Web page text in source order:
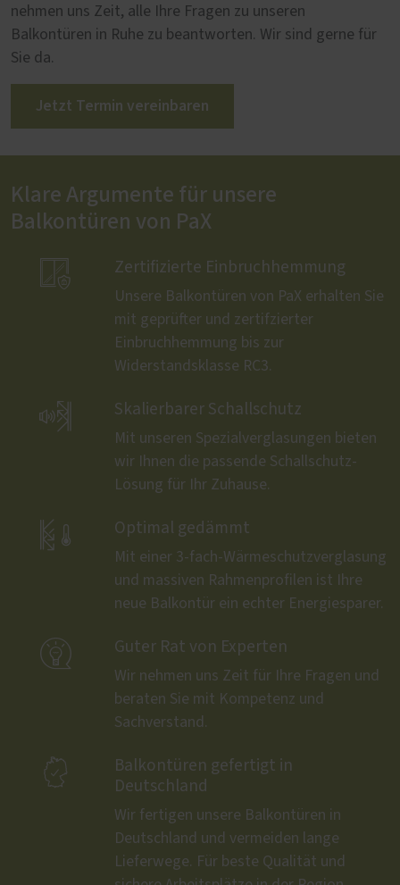
nehmen uns Zeit, alle Ihre Fragen zu unseren
Balkontüren in Ruhe zu beantworten. Wir sind gerne für
Sie da.
Jetzt Termin vereinbaren
Klare Argumente für unsere
Balkontüren von PaX
 Zertifizierte Einbruchhemmung
Unsere Balkontüren von PaX erhalten Sie
mit geprüfter und zertifzierter
Einbruchhemmung bis zur
Widerstandsklasse RC3.
 Skalierbarer Schallschutz
Mit unseren Spezialverglasungen bieten
wir Ihnen die passende Schallschutz-
Lösung für Ihr Zuhause.
 Optimal gedämmt
Mit einer 3-fach-Wärmeschutzverglasung
und massiven Rahmenprofilen ist Ihre
neue Balkontür ein echter Energiesparer.
 Guter Rat von Experten
Wir nehmen uns Zeit für Ihre Fragen und
beraten Sie mit Kompetenz und
Sachverstand.

Balkontüren gefertigt in
Deutschland
Wir fertigen unsere Balkontüren in
Deutschland und vermeiden lange
Lieferwege. Für beste Qualität und